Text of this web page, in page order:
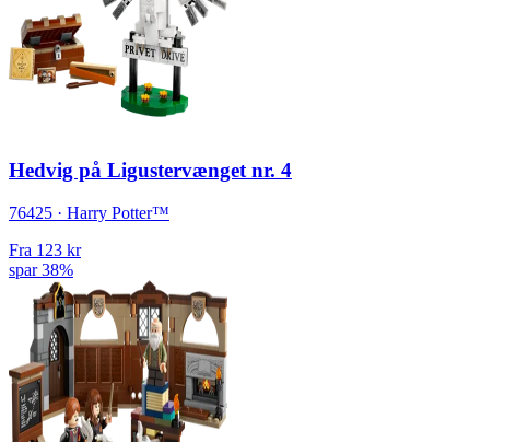
Hedvig på Ligustervænget nr. 4
76425 · Harry Potter™
Fra 123 kr
spar 38%